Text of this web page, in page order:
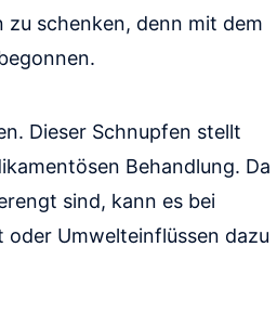
zu schenken, denn mit dem
Dieser Schnupfen stellt
Behandlung. Da
sind, kann es bei
Umwelteinflüssen dazu